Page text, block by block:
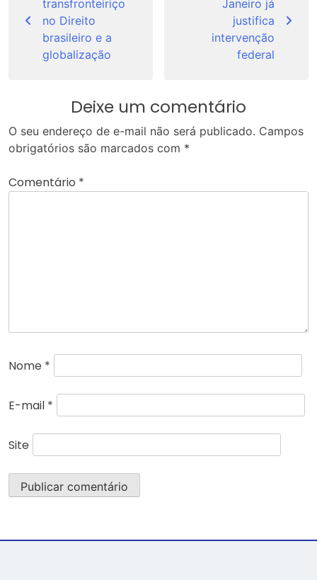
Posttransfronteiriço
no Direito
brasileiro e a
globalização
Janeiro já
justifica
intervenção
federal
Deixe um comentário
O seu endereço de e-mail não será publicado. Campos
obrigatórios são marcados com *
Comentário *
Nome *
E-mail *
Site